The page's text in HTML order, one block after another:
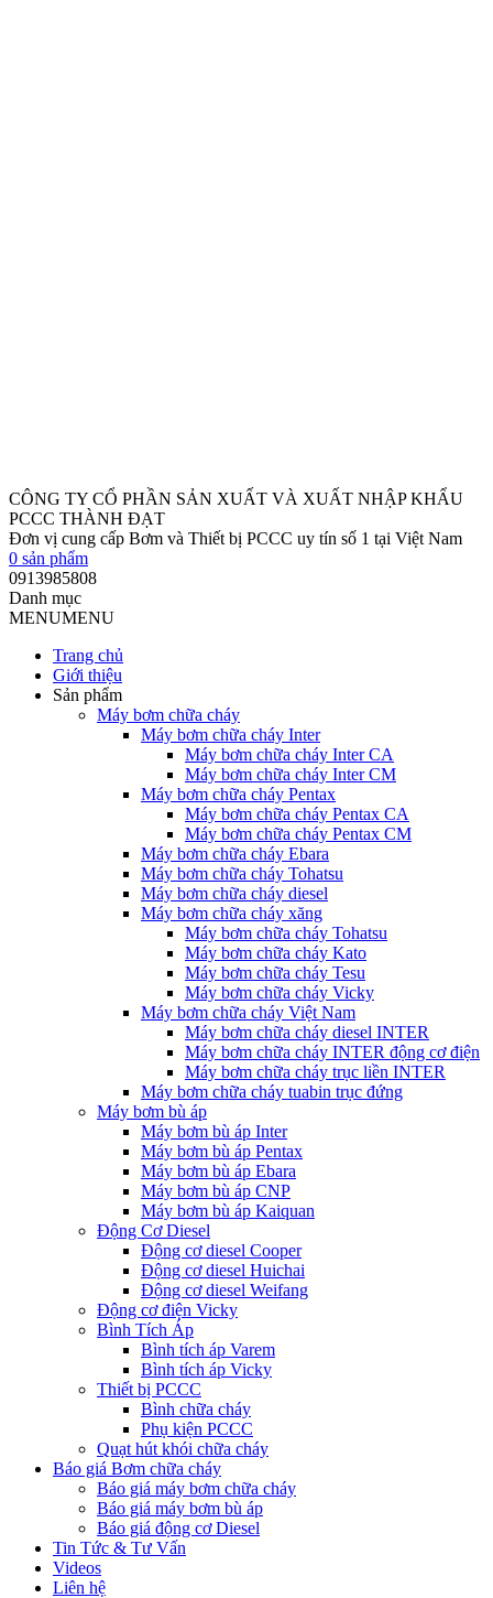
CÔNG TY CỔ PHẦN SẢN XUẤT VÀ XUẤT NHẬP KHẨU
PCCC THÀNH ĐẠT
Đơn vị cung cấp Bơm và Thiết bị PCCC uy tín số 1 tại Việt Nam
0 sản phẩm
0913985808
Danh mục
MENUMENU
Trang chủ
Giới thiệu
Sản phẩm
Máy bơm chữa cháy
Máy bơm chữa cháy Inter
Máy bơm chữa cháy Inter CA
Máy bơm chữa cháy Inter CM
Máy bơm chữa cháy Pentax
Máy bơm chữa cháy Pentax CA
Máy bơm chữa cháy Pentax CM
Máy bơm chữa cháy Ebara
Máy bơm chữa cháy Tohatsu
Máy bơm chữa cháy diesel
Máy bơm chữa cháy xăng
Máy bơm chữa cháy Tohatsu
Máy bơm chữa cháy Kato
Máy bơm chữa cháy Tesu
Máy bơm chữa cháy Vicky
Máy bơm chữa cháy Việt Nam
Máy bơm chữa cháy diesel INTER
Máy bơm chữa cháy INTER động cơ điện
Máy bơm chữa cháy trục liền INTER
Máy bơm chữa cháy tuabin trục đứng
Máy bơm bù áp
Máy bơm bù áp Inter
Máy bơm bù áp Pentax
Máy bơm bù áp Ebara
Máy bơm bù áp CNP
Máy bơm bù áp Kaiquan
Động Cơ Diesel
Động cơ diesel Cooper
Động cơ diesel Huichai
Động cơ diesel Weifang
Động cơ điện Vicky
Bình Tích Áp
Bình tích áp Varem
Bình tích áp Vicky
Thiết bị PCCC
Bình chữa cháy
Phụ kiện PCCC
Quạt hút khói chữa cháy
Báo giá Bơm chữa cháy
Báo giá máy bơm chữa cháy
Báo giá máy bơm bù áp
Báo giá động cơ Diesel
Tin Tức & Tư Vấn
Videos
Liên hệ